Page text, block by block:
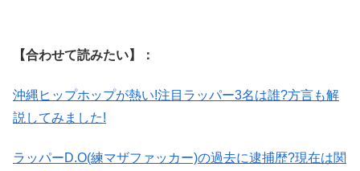
【合わせて読みたい】：
沖縄ヒップホップが熱い!注目ラッパー3名は誰?方言も解
説してみました!
ラッパーD.O(練マザファッカー)の過去に逮捕歴?現在は関